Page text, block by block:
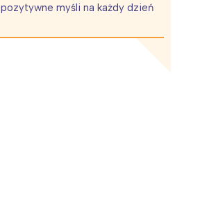
pozytywne myśli na każdy dzień